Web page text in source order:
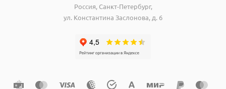
Россия, Санкт-Петербург,
ул. Константина Заслонова, д. 6